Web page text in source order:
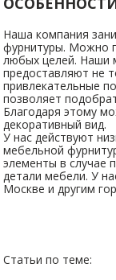
Наша компания
фурнитуры. Можно
любых целей. Наши
предоставляют не
привлекательные
позволяет
Благодаря этому
декоративный вид.
У нас действуют
мебельной
элементы в случае
детали мебели. У
Москве и другим
Статьи по теме: